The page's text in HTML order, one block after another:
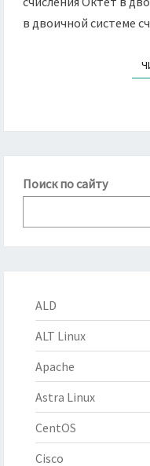
в двоичной системе
Поиск по сайту
ALD
ALT Linux
Apache
Astra Linux
CentOS
Cisco